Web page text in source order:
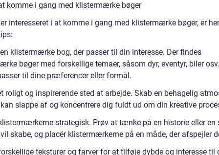
komme i gang med klistermærke bøger
interesseret i at komme i gang med klistermærke bøger, er
klistermærke bog, der passer til din interesse. Der findes
bøger med forskellige temaer, såsom dyr, eventyr, biler
til dine præferencer eller formål.
roligt og inspirerende sted at arbejde. Skab en behagelig
slappe af og koncentrere dig fuldt ud om din kreative
strategisk. Prøv at tænke på en historie eller en
skabe, og placér klistermærkerne på en måde, der afspejler
teksturer og farver for at tilføje dybde og interesse til